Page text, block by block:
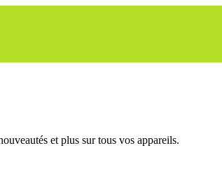
et plus sur tous vos appareils.